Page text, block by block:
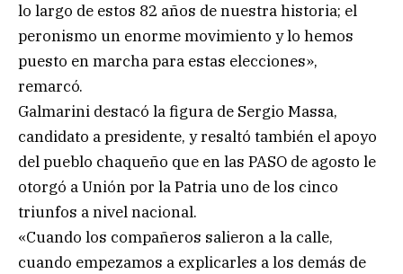
lo largo de estos 82 años de nuestra historia; el
peronismo un enorme movimiento y lo hemos
puesto en marcha para estas elecciones»,
remarcó.
Galmarini destacó la figura de Sergio Massa,
candidato a presidente, y resaltó también el apoyo
del pueblo chaqueño que en las PASO de agosto le
otorgó a Unión por la Patria uno de los cinco
triunfos a nivel nacional.
«Cuando los compañeros salieron a la calle,
cuando empezamos a explicarles a los demás de